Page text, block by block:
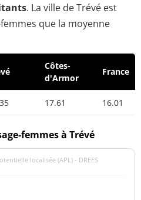
. La ville de Trévé est
que la moyenne
Côtes-
d'Armor
France
17.61 16.01
femmes à Trévé
localisée (APL) - DREES